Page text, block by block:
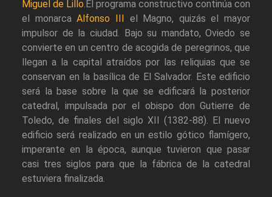
Miguel de Lillo.El programa constructivo continúa con
el monarcaAlfonso III
el Magno, quizás el mayor
impulsor de la ciudad. Bajo su mandato, Oviedo se
convierte en un centro de acogida de peregrinos, que
llegan a la capital atraídos por las reliquias que se
conservan en la basílica de El Salvador. Este edificio
será la base sobre la que se edificará la posterior
catedral, impulsada por el obispo don Gutierre de
Toledo, de finales del siglo XII (1382-88). El nuevo
edificio será realizado en un estilo gótico flamígero,
imperante en la época, aunque tuvieron que pasar
casi tres siglos para que la fábrica de la catedral
estuviera finalizada.